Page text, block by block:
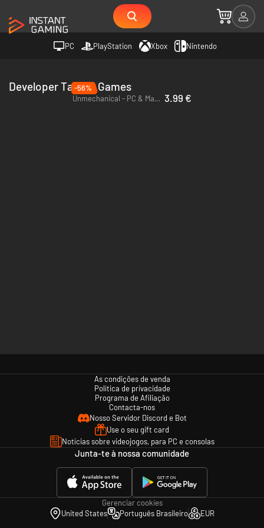
PC PlayStation Xbox Nintendo
Developer Talawa Games
-56%
Unmechanical - PC & Mac (Steam) 3.99 €
As condições de venda
Política de privacidade
Programa de Afiliação
Contacta-nos
Nosso Servidor Discord e Bot
Use o seu gift card
Notícias sobre videojogos, para PC e consolas
Junta-te à nossa comunidade
Gerenciar cookies
United States
Português Brasileiro EUR